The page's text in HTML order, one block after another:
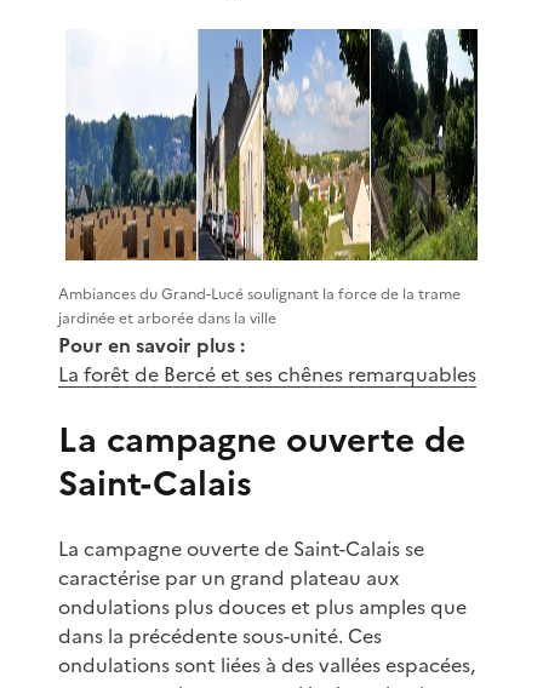
Ambiances du Grand-Lucé soulignant la force de la trame
jardinée et arborée dans la ville
Pour en savoir plus :
La forêt de Bercé et ses chênes remarquables
La campagne ouverte de
Saint-Calais
La campagne ouverte de Saint-Calais se
caractérise par un grand plateau aux
ondulations plus douces et plus amples que
dans la précédente sous-unité. Ces
ondulations sont liées à des vallées espacées,